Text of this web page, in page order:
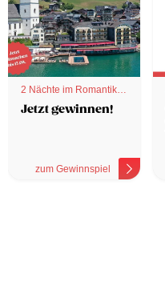
2 Nächte im Romantik
Hotel
Jetzt gewinnen!
zum Gewinnspiel